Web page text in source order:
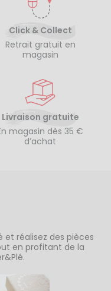
Click & Collect
Retrait gratuit en
magasin
Livraison gratuite
magasin dès 35 €
d’achat
et réalisez des pièces
en profitant de la